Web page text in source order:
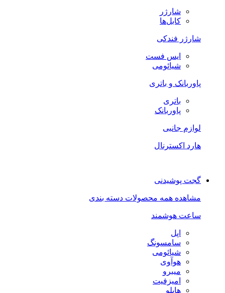
شارژر
کابل‌ها
شارژر فندکی
ایس فست
شیائومی
پاوربانک و باتری
باتری
پاوربانک
لوازم جانبی
هارد اکسترنال
گجت پوشیدنی
مشاهده همه محصولات دسته بندی
ساعت هوشمند
اپل
سامسونگ
شیائومی
هوآوی
میبرو
امیزفیت
هایلو